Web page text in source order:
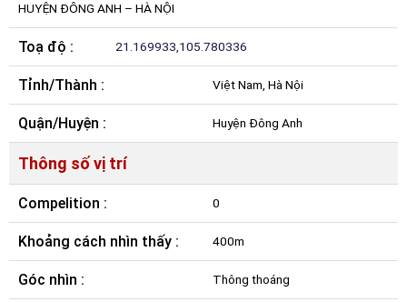
HUYỆN ĐÔNG ANH – HÀ NỘI
Toạ độ : 21.169933,105.780336
Tỉnh/Thành : Việt Nam, Hà Nội
Quận/Huyện : Huyện Đông Anh
Thông số vị trí
Compelition : 0
Khoảng cách nhìn thấy : 400m
Góc nhìn : Thông thoáng